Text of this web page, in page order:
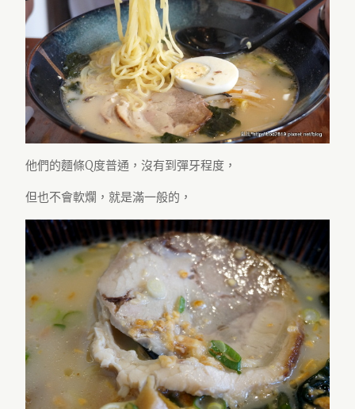
他們的麵條Q度普通，沒有到彈牙程度，
但也不會軟爛，就是滿一般的，